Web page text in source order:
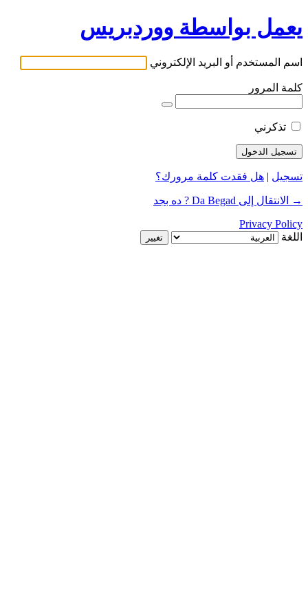
يعمل بواسطة ووردبريس
اسم المستخدم أو البريد الإلكتروني
كلمة المرور
تذكرني
تسجيل | هل فقدت كلمة مرورك؟
→ الانتقال إلى Da Begad ? ده بجد
Privacy Policy
اللغة